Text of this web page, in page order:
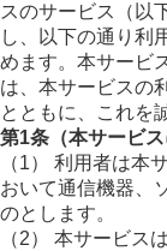
スのサービス（以
し、以下の通り利
めます。本サービ
は、本サービスの
とともに、これを
第1条（本サービス
（1） 利用者は本
おいて通信機器、
のとします。
（2） 本サービス